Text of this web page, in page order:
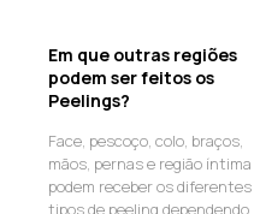
Em que outras regiões
podem ser feitos os
Peelings?
Face, pescoço, colo, braços,
mãos, pernas e região íntima
podem receber os diferentes
tipos de peeling dependendo